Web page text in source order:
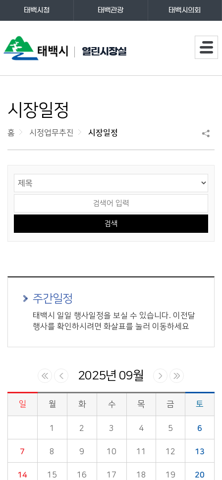
열린시장실
태백시청 태백관광 태백시의회
시장일정
홈 시정업무추진 시장일정
주간일정
태백시 일일 행사일정을 보실 수 있습니다. 이전달
행사를 확인하시려면 화살표를 눌러 이동하세요
2025년 09월
시정업무추진 > 시장일정 게시판의 (2025년 09월) 달력형태로 일정명, 일정내용을 제공합니다.
일 월 화 수 목 금 토
1 2 3 4 5 6
7 8 9 10 11 12 13
14 15 16 17 18 19 20